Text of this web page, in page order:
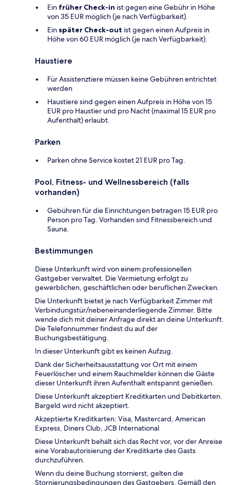
Ein früher Check-in ist gegen eine Gebühr in Höhe
von 35 EUR möglich (je nach Verfügbarkeit).
Ein später Check-out ist gegen einen Aufpreis in
Höhe von 60 EUR möglich (je nach Verfügbarkeit).
Haustiere
Für Assistenztiere müssen keine Gebühren entrichtet
werden
Haustiere sind gegen einen Aufpreis in Höhe von 15
EUR pro Haustier und pro Nacht (maximal 15 EUR pro
Aufenthalt) erlaubt.
Parken
Parken ohne Service kostet 21 EUR pro Tag.
Pool, Fitness- und Wellnessbereich (falls
vorhanden)
Gebühren für die Einrichtungen betragen 15 EUR pro
Person pro Tag. Vorhanden sind Fitnessbereich und
Sauna.
Bestimmungen
Diese Unterkunft wird von einem professionellen
Gastgeber verwaltet. Die Vermietung erfolgt zu
gewerblichen, geschäftlichen oder beruflichen Zwecken.
Die Unterkunft bietet je nach Verfügbarkeit Zimmer mit
Verbindungstür/nebeneinanderliegende Zimmer. Bitte
wende dich mit deiner Anfrage direkt an deine Unterkunft.
Die Telefonnummer findest du auf der
Buchungsbestätigung.
In dieser Unterkunft gibt es keinen Aufzug.
Dank der Sicherheitsausstattung vor Ort mit einem
Feuerlöscher und einem Rauchmelder können die Gäste
dieser Unterkunft ihren Aufenthalt entspannt genießen.
Diese Unterkunft akzeptiert Kreditkarten und Debitkarten.
Bargeld wird nicht akzeptiert.
Akzeptierte Kreditkarten: Visa, Mastercard, American
Express, Diners Club, JCB International
Diese Unterkunft behält sich das Recht vor, vor der Anreise
eine Vorabautorisierung der Kreditkarte des Gasts
durchzuführen.
Wenn du deine Buchung stornierst, gelten die
Stornierungsbedingungen des Gastgebers. Gemäß den